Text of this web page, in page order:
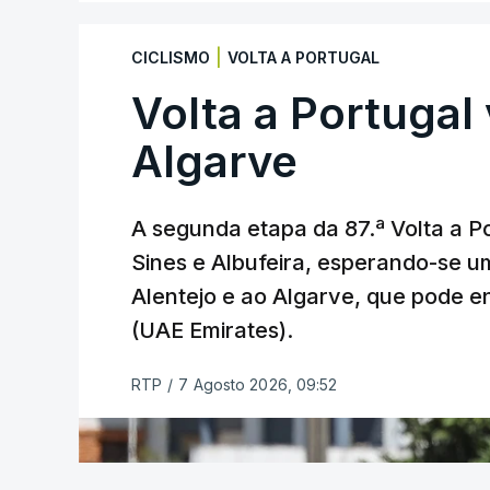
Infantino, único candidato declarado às
mandato.
O dirigente ítalo-suíço enfrenta
Na sexta-feira passada, depois de
quais a UEFA, de inúmeros agentes do
tutela o futebol mundial, abandonou o
O plano previa a criação da FFE, uma
e eventos da FIFA, incluindo o
CICLISMO VOLTA A PORTUGAL
Volta a
Algarve
A segunda etapa da 87.ª Volta a
Sines e Albufeira, esperando-se
Alentejo e ao Algarve, que pode
(UAE Emirates).
RTP / 7 Agosto 2026, 09:52